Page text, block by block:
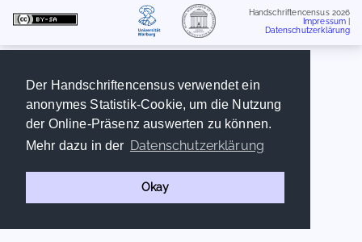
Der Handschriftencensus verwendet ein
anonymes Statistik-Cookie, um die Nutzung
der Online-Präsenz auswerten zu können.
Mehr dazu in der Datenschutzerklärung
Okay
Handschriftencensus 2026
Impressum
Datenschutzerklärung